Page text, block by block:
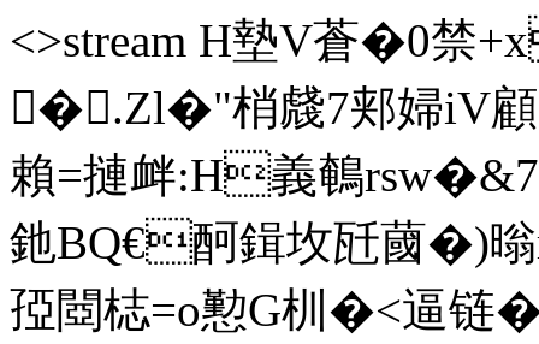
<>stream H墊V蒼�0禁
�.Zl�"梢虥7郏婦iV顧
賴=摙衅:H義鵪rsw�&7
釶BQ€酠鍓坆瓩蔮�)
孲閸梽=o懃G杊�<逼链